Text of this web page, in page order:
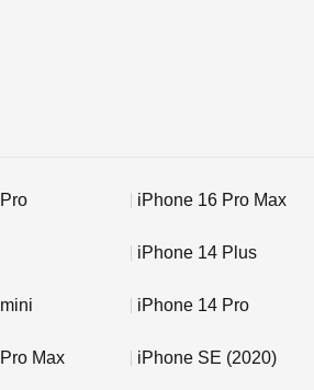
iPhone 16 Pro Max
iPhone 14 Plus
iPhone 14 Pro
Max iPhone SE (2020)